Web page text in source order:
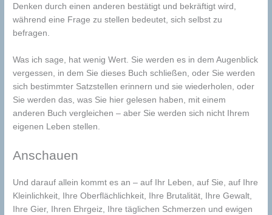
Denken durch einen anderen bestätigt und bekräftigt wird,
während eine Frage zu stellen bedeutet, sich selbst zu
befragen.
Was ich sage, hat wenig Wert. Sie werden es in dem Augenblick
vergessen, in dem Sie dieses Buch schließen, oder Sie werden
sich bestimmter Satzstellen erinnern und sie wiederholen, oder
Sie werden das, was Sie hier gelesen haben, mit einem
anderen Buch vergleichen – aber Sie werden sich nicht Ihrem
eigenen Leben stellen.
Anschauen
Und darauf allein kommt es an – auf Ihr Leben, auf Sie, auf Ihre
Kleinlichkeit, Ihre Oberflächlichkeit, Ihre Brutalität, Ihre Gewalt,
Ihre Gier, Ihren Ehrgeiz, Ihre täglichen Schmerzen und ewigen